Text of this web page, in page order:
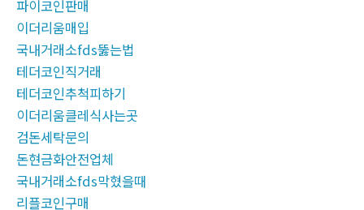
파이코인판매
이더리움매입
국내거래소fds뚫는법
테더코인직거래
테더코인추척피하기
이더리움클레식사는곳
검돈세탁문의
돈현금화안전업체
국내거래소fds막혔을때
리플코인구매